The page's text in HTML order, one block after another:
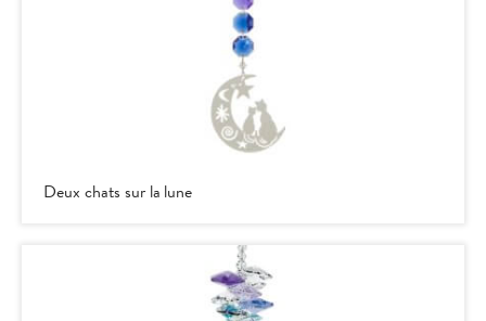
Deux chats sur la lune